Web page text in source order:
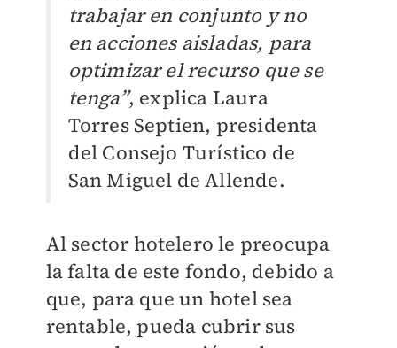
trabajar en conjunto y no
en acciones aisladas, para
optimizar el recurso que se
tenga”, explica Laura
Torres Septien, presidenta
del Consejo Turístico de
San Miguel de Allende.
Al sector hotelero le preocupa
la falta de este fondo, debido a
que, para que un hotel sea
rentable, pueda cubrir sus